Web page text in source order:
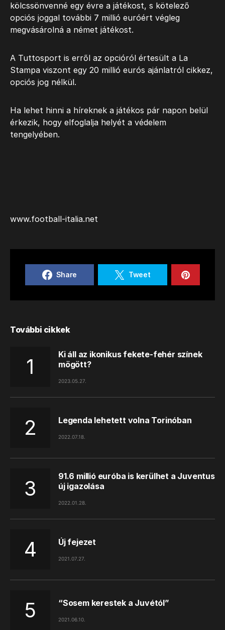
kölcssönvenné egy évre a játékost, s kötelező
opciós joggal további 7 millió euróért végleg
megvásárolná a német játékost.
A Tuttosport is erről az opcióról értesült a La
Stampa viszont egy 20 millió eurós ajánlatról cikkez,
opciós jog nélkül.
Ha lehet hinni a híreknek a játékos pár napon belül
érkezik, hogy elfoglalja helyét a védelem
tengelyében.
www.football-italia.net
Share Tweet
További cikkek
Ki áll az ikonikus fekete-fehér színek
mögött?
2023.05.27.
Legenda lehetett volna Torinóban
2022.07.18.
91.6 millió euróba is kerülhet a Juventus
új igazolása
2022.01.28.
Új fejezet
2021.07.27.
“Sosem kerestek a Juvétól”
2021.06.10.